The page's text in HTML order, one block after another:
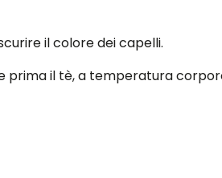
il colore dei capelli.
prima il tè, a temperatura